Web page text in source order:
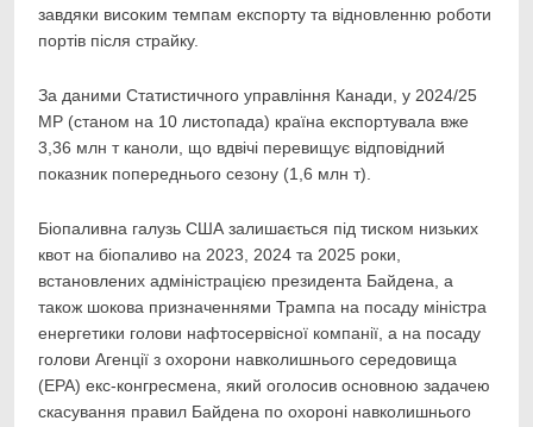
завдяки високим темпам експорту та відновленню роботи
портів після страйку.
За даними Статистичного управління Канади, у 2024/25
МР (станом на 10 листопада) країна експортувала вже
3,36 млн т каноли, що вдвічі перевищує відповідний
показник попереднього сезону (1,6 млн т).
Біопаливна галузь США залишається під тиском низьких
квот на біопаливо на 2023, 2024 та 2025 роки,
встановлених адміністрацією президента Байдена, а
також шокова призначеннями Трампа на посаду міністра
енергетики голови нафтосервісної компанії, а на посаду
голови Агенції з охорони навколишнього середовища
(ЕРА) екс-конгресмена, який оголосив основною задачею
скасування правил Байдена по охороні навколишнього